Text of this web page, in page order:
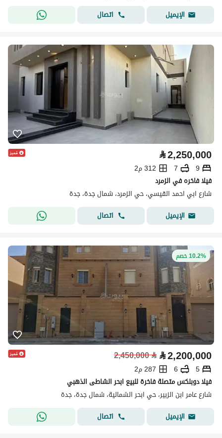
الإيميل
اتصال
⃁2,250,000
9
7
312 م2
فيلا فاخره في الزمرد
شارع ابي احمد القيسي، حي الزمرد، شمال جدة، جدة
الإيميل
اتصال
10.2% خصم
⃁2,200,000
⃁
2,450,000
5
6
287 م2
فيلا دوبلكس متصلة فاخرة للبيع ابحر الشاطى الذهبي
شارع عامر ابن الزبير، حي ابحر الشمالية، شمال جدة، جدة
الإيميل
اتصال